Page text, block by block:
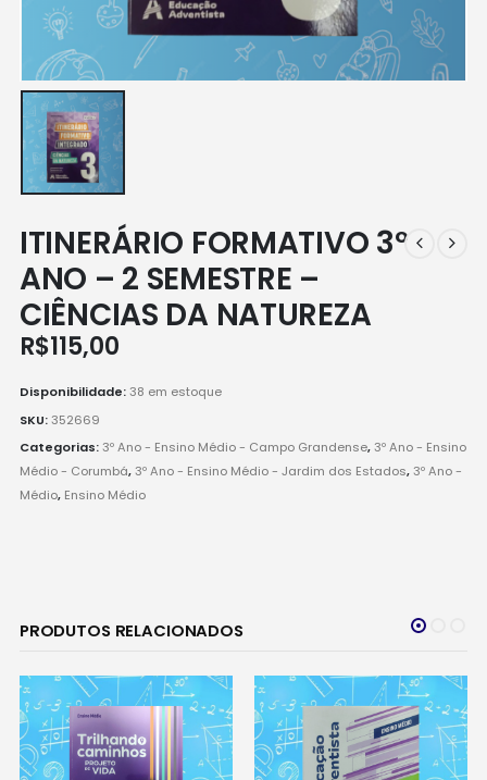
ITINERÁRIO FORMATIVO 3º
ANO – 2 SEMESTRE –
CIÊNCIAS DA NATUREZA
R$115,00
Disponibilidade:38 em estoque
SKU:352669
Categorias:3º Ano - Ensino Médio - Campo Grandense,3º Ano - Ensino
Médio - Corumbá,3º Ano - Ensino Médio - Jardim dos Estados,3º Ano -
Médio, Ensino Médio
PRODUTOS RELACIONADOS